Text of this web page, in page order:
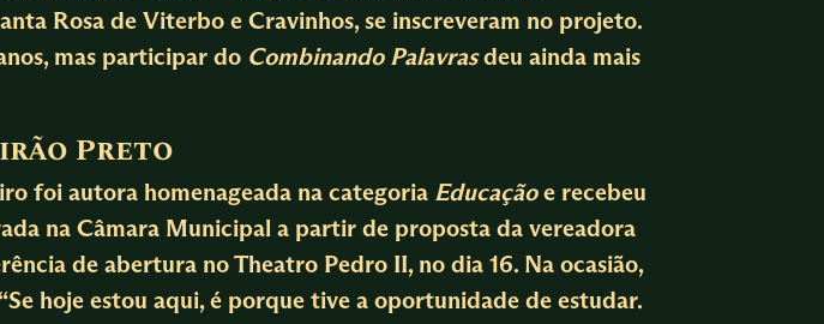
Rosa de Viterbo e Cravinhos, se inscreveram no projeto.
mas participar do Combinando Palavrasdeu ainda mais
Preto
foi autora homenageada na categoria Educaçãoe recebeu
na Câmara Municipal a partir de proposta da vereadora
de abertura no Theatro Pedro II, no dia 16. Na ocasião,
hoje estou aqui, é porque tive a oportunidade de estudar.